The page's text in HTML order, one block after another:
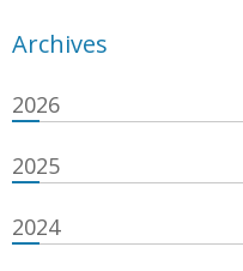
Archives
2026
2025
2024